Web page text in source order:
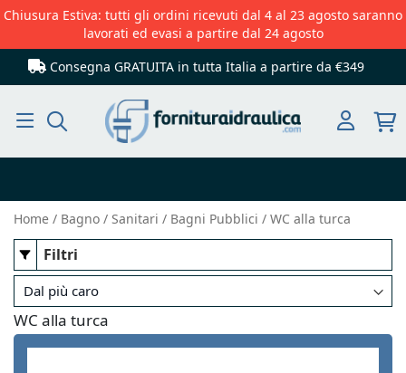
Chiusura Estiva: tutti gli ordini ricevuti dal 4 al 23 agosto saranno
lavorati ed evasi a partire dal 24 agosto
Consegna GRATUITA in tutta Italia a partire da €349
Home Bagno Sanitari Bagni Pubblici WC alla turca
WC alla turca
Filtri